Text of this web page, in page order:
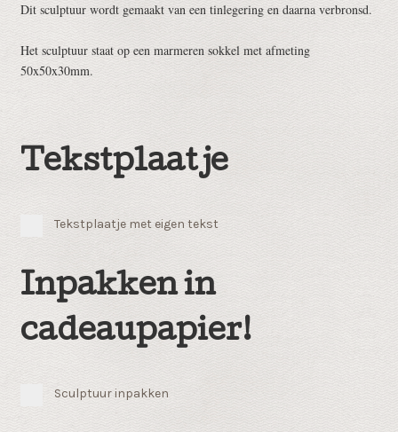
Dit sculptuur wordt gemaakt van een tinlegering en daarna verbronsd.
Het sculptuur staat op een marmeren sokkel met afmeting
50x50x30mm.
Tekstplaatje
Tekstplaatje met eigen tekst
Inpakken in
cadeaupapier!
Sculptuur inpakken